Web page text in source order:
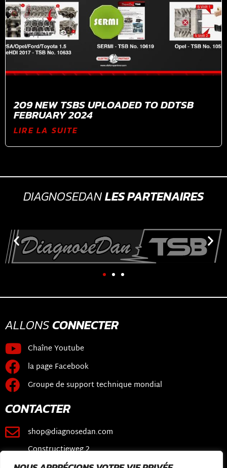
209 NEW TSBS UPLOADED TO DDTSB
FEBRUARY 2024
LIRE LA SUITE
DIAGNOSEDANLES PARTENAIRES
ALLONSCONNECTER
Chaîne Youtube
la page Facebook
Groupe de support technique mondial
CONTACTER
shop@diagnosedan.com
Constructieweg 2
3641 SB Mijdrecht